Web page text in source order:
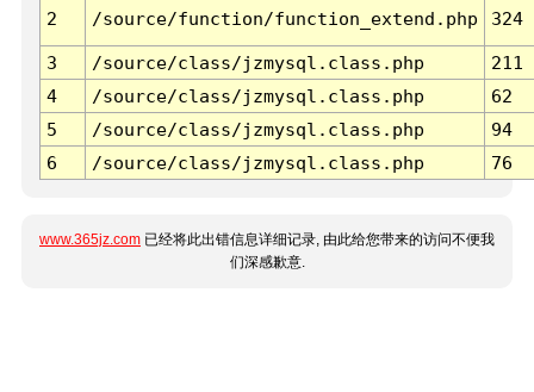
2 /source/function/function_extend.php 324
3 /source/class/jzmysql.class.php
211
4
/source/class/jzmysql.class.php
62
5
/source/class/jzmysql.class.php
94
6
/source/class/jzmysql.class.php 76
www.365jz.com 已经将此出错信息详细记录, 由此给您带来的访问不便我
们深感歉意.